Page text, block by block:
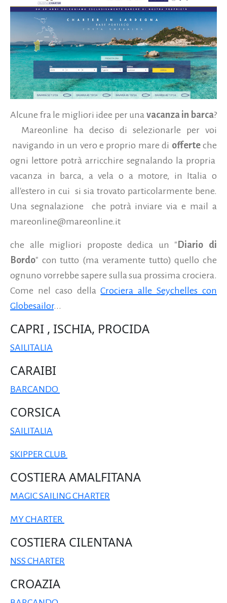
Alcune fra le migliori idee per una vacanza in barca?
Mareonline ha deciso di selezionarle per voi
navigando in un vero e proprio mare di offerteche
ogni lettore potrà arricchire segnalando la propria
vacanza in barca, a vela o a motore, in Italia o
all'estero in cui si sia trovato particolarmente bene.
Una segnalazione che potrà inviare via e mail a
mareonline@mareonline.it
che alle migliori proposte dedica un " Diario di
Bordo" con tutto (ma veramente tutto) quello che
ognuno vorrebbe sapere sulla sua prossima crociera.
Come nel caso dellaCrociera alle Seychelles con
Globesailor...
CAPRI , ISCHIA, PROCIDA
SAILITALIA
CARAIBI
BARCANDO
CORSICA
SAILITALIA
SKIPPER CLUB
COSTIERA AMALFITANA
MAGIC SAILING CHARTER
MY CHARTER
COSTIERA CILENTANA
NSS CHARTER
CROAZIA